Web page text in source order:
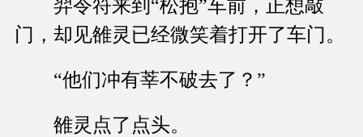
羿令符来到“松抱”车前，正想敲
门，却见雒灵已经微笑着打开了车门。
“他们冲有莘不破去了？”
雒灵点了点头。